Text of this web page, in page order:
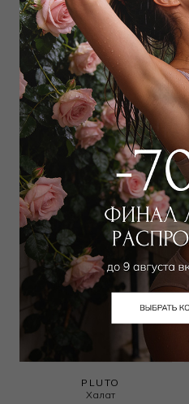
PLUTO
Шорты
6 300₽ 12 000
+ 1 цвет
PLUTO
Халат